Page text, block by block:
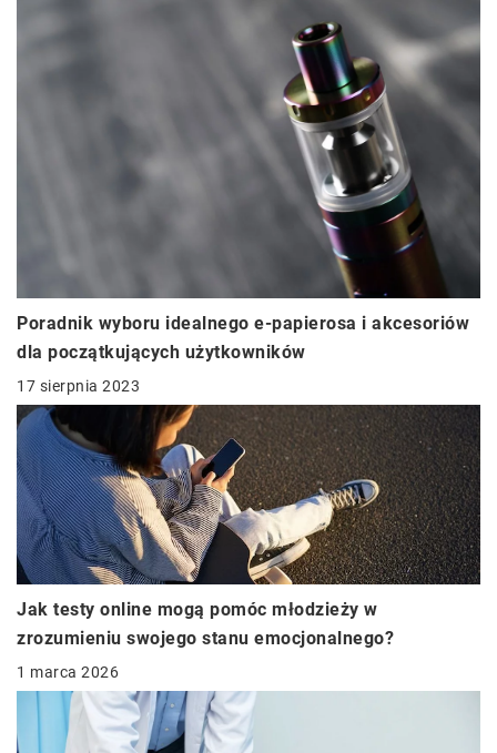
Poradnik wyboru idealnego e-papierosa i akcesoriów
dla początkujących użytkowników
17 sierpnia 2023
Jak testy online mogą pomóc młodzieży w
zrozumieniu swojego stanu emocjonalnego?
1 marca 2026